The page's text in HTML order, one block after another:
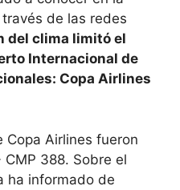
de las redes
del clima limitó el
Internacional de
Copa Airlines
Copa Airlines fueron
CMP 388. Sobre el
ha informado de